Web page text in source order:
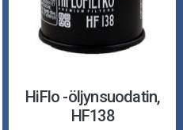
HiFlo -öljynsuodatin,
HF138